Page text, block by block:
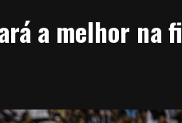
a melhor na